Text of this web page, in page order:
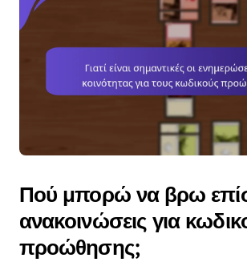
Πού μπορώ να βρω
ανακοινώσεις για
προώθησης;